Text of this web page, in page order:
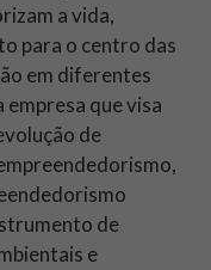
a vida,
para o centro das
em diferentes
empresa que visa
de
de
e